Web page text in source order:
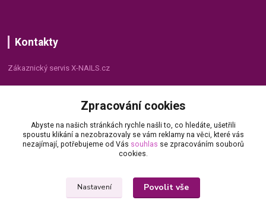
Kontakty
Zákaznický servis X-NAILS.cz
+420 735 055 075
info@x-nails.cz
Zpracování cookies
Abyste na našich stránkách rychle našli to, co hledáte, ušetřili
spoustu klikání a nezobrazovaly se vám reklamy na věci, které vás
nezajímají, potřebujeme od Vás souhlas se zpracováním souborů
cookies.
Nastavení Povolit vše